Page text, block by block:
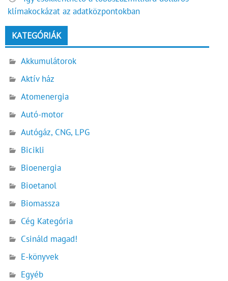
klímakockázat az adatközpontokban
KATEGÓRIÁK
Akkumulátorok
Aktív ház
Atomenergia
Autó-motor
Autógáz, CNG, LPG
Bicikli
Bioenergia
Bioetanol
Biomassza
Cég Kategória
Csináld magad!
E-könyvek
Egyéb